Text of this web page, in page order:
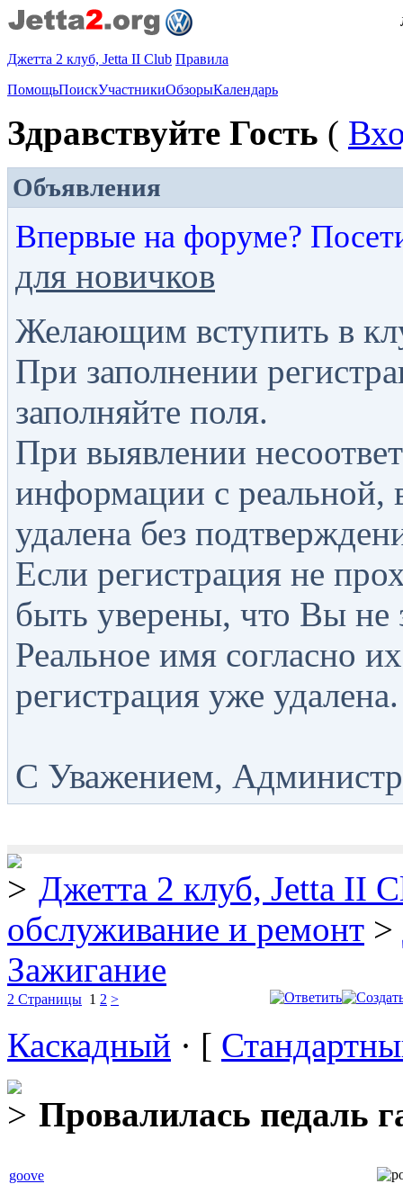
Джетта 2 клуб, Jetta II Club Правила
ПомощьПоискУчастникиОбзорыКалендарь
Здравствуйте Гость (
Объявления
Впервые на форуме?
для новичков
Желающим вступить в
При заполнении
заполняйте поля.
При выявлении
информации с реальной,
удалена без
Если регистрация не
быть уверены, что Вы не
Реальное имя согласно
регистрация уже удалена.
С Уважением,
Джетта 2 клуб, Jetta II
обслуживание и ремонт >
Зажигание
2 Страницы 1 2 >
Каскадный · [
Провалилась педаль
goove